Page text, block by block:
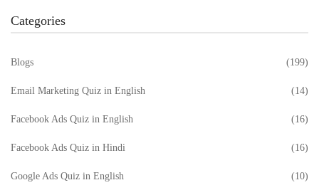
Categories
Blogs (199)
Email Marketing Quiz in English (14)
Facebook Ads Quiz in English (16)
Facebook Ads Quiz in Hindi (16)
Google Ads Quiz in English (10)